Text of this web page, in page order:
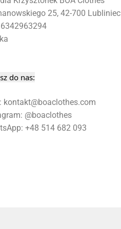
25, 42-700 Lubliniec
6342963294
do nas:
kontakt@boaclothes.com
@boaclothes
+48 514 682 093